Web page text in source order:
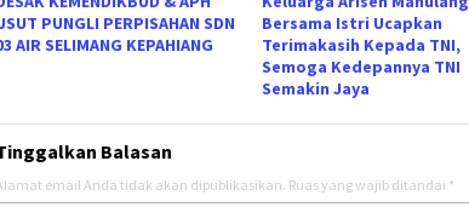
PUNGLI PERPISAHAN SDN
AIR SELIMANG KEPAHIANG
Bersama Istri Ucapkan
Terimakasih Kepada TNI,
Semoga Kedepannya TNI
Semakin Jaya
Balasan
email Anda tidak akan dipublikasikan. Ruas yang wajib ditandai *